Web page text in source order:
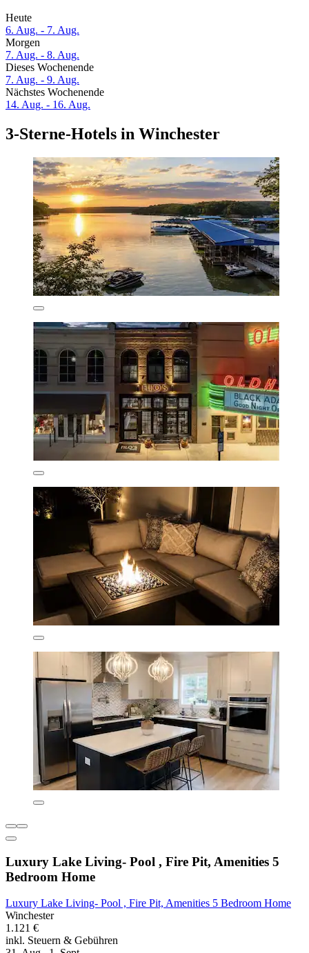
Heute
6. Aug. - 7. Aug.
Morgen
7. Aug. - 8. Aug.
Dieses Wochenende
7. Aug. - 9. Aug.
Nächstes Wochenende
14. Aug. - 16. Aug.
3-Sterne-Hotels in Winchester
Luxury Lake Living- Pool , Fire Pit, Amenities 5
Bedroom Home
Luxury Lake Living- Pool , Fire Pit, Amenities 5 Bedroom Home
Winchester
1.121 €
inkl. Steuern & Gebühren